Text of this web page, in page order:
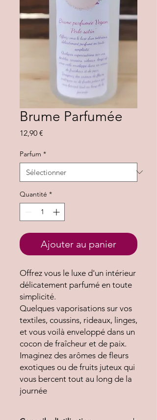
Brume Parfumée
12,90 €
Parfum *
Quantité *
Ajouter au panier
Offrez vous le luxe d'un intérieur
délicatement parfumé en toute
simplicité.
Quelques vaporisations sur vos
textiles, coussins, rideaux, linges,
et vous voilà enveloppé dans un
cocon de fraîcheur et de paix.
Imaginez des arômes de fleurs
exotiques ou de fruits juteux qui
vous bercent tout au long de la
journée